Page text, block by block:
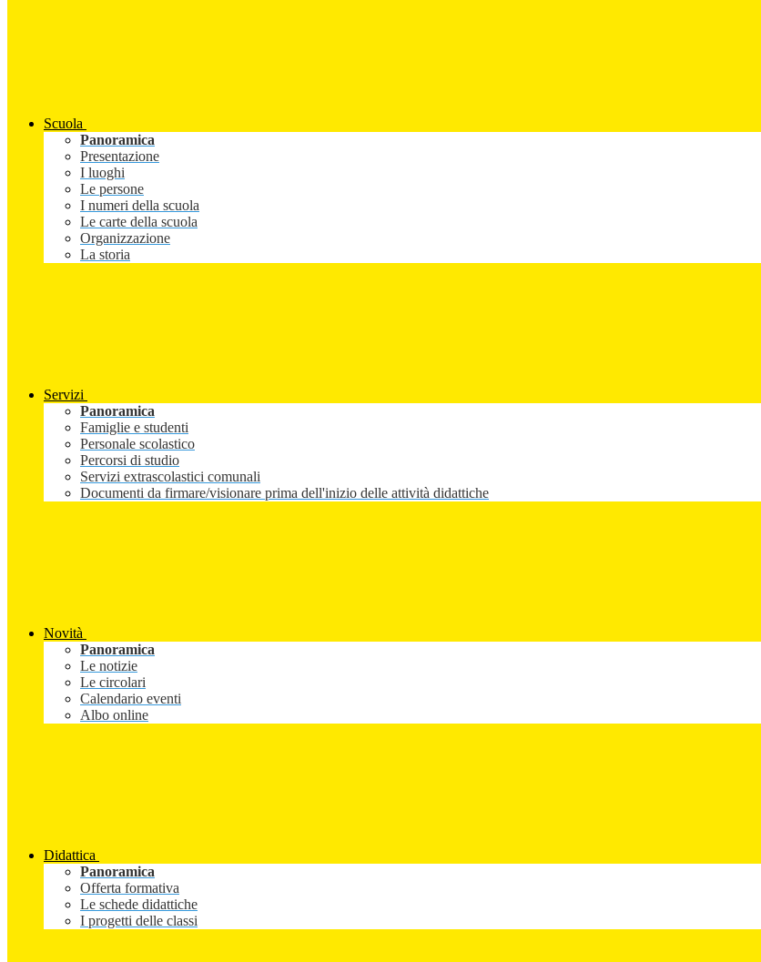
Scuola
Panoramica
Presentazione
I luoghi
Le persone
I numeri della scuola
Le carte della scuola
Organizzazione
La storia
Servizi
Panoramica
Famiglie e studenti
Personale scolastico
Percorsi di studio
Servizi extrascolastici comunali
Documenti da firmare/visionare prima dell'inizio delle attività didattiche
Novità
Panoramica
Le notizie
Le circolari
Calendario eventi
Albo online
Didattica
Panoramica
Offerta formativa
Le schede didattiche
I progetti delle classi